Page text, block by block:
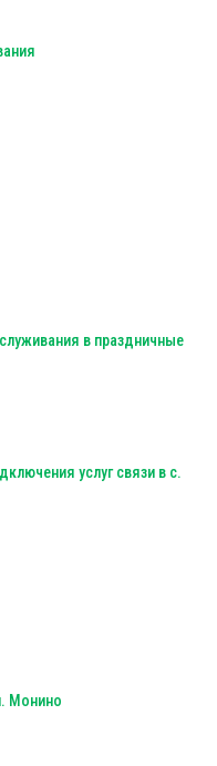
в праздничные
услуг связи в с.
Монино